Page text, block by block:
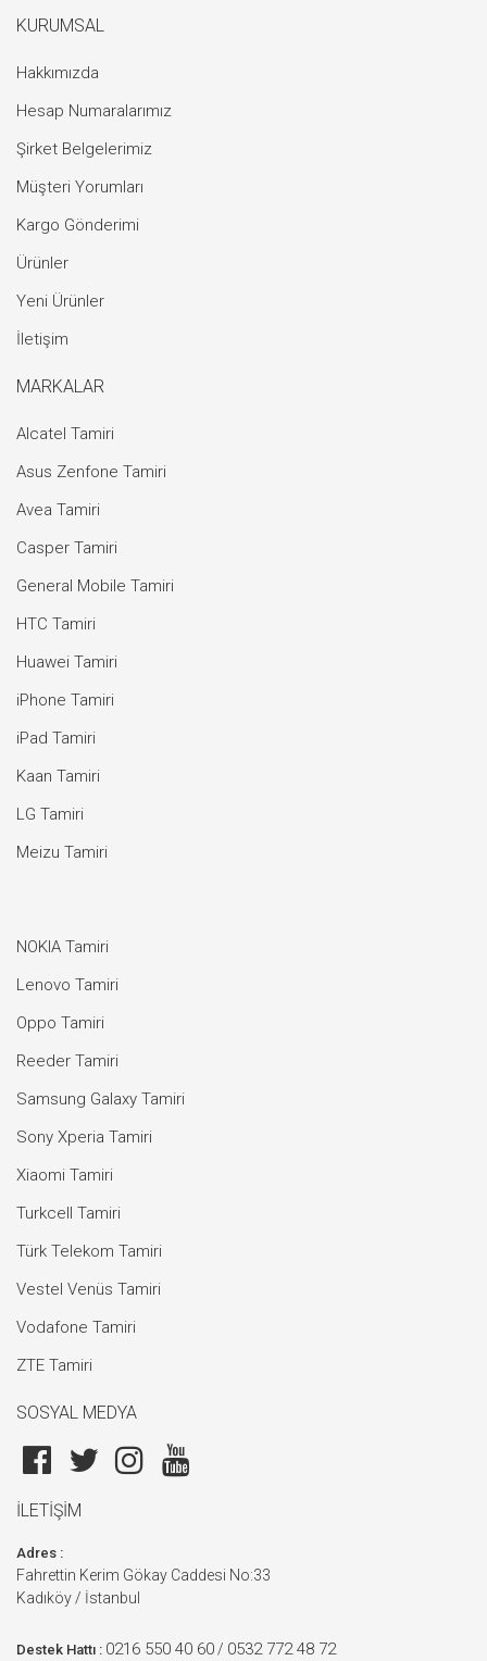
KURUMSAL
Hakkımızda
Hesap Numaralarımız
Şirket Belgelerimiz
Müşteri Yorumları
Kargo Gönderimi
Ürünler
Yeni Ürünler
İletişim
MARKALAR
Alcatel Tamiri
Asus Zenfone Tamiri
Avea Tamiri
Casper Tamiri
General Mobile Tamiri
HTC Tamiri
Huawei Tamiri
iPhone Tamiri
iPad Tamiri
Kaan Tamiri
LG Tamiri
Meizu Tamiri
NOKIA Tamiri
Lenovo Tamiri
Oppo Tamiri
Reeder Tamiri
Samsung Galaxy Tamiri
Sony Xperia Tamiri
Xiaomi Tamiri
Turkcell Tamiri
Türk Telekom Tamiri
Vestel Venüs Tamiri
Vodafone Tamiri
ZTE Tamiri
SOSYAL MEDYA
İLETİŞİM
Adres :
Fahrettin Kerim Gökay Caddesi No:33
Kadıköy / İstanbul
Destek Hattı : 0216 550 40 60 / 0532 772 48 72